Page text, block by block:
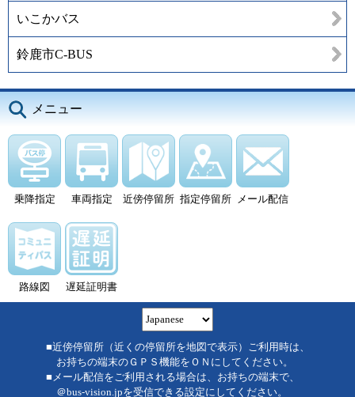
いこかバス
鈴鹿市C-BUS
メニュー
乗降指定 車両指定 近傍停留所 指定停留所 メール配信
路線図 遅延証明書
■近傍停留所（近くの停留所を地図で表示）ご利用時は、
お持ちの端末のＧＰＳ機能をＯＮにしてください。
■メール配信をご利用される場合は、お持ちの端末で、
＠bus-vision.jpを受信できる設定にしてください。